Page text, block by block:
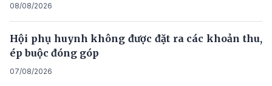
08/08/2026
Hội phụ huynh không được đặt ra các khoản thu,
ép buộc đóng góp
07/08/2026